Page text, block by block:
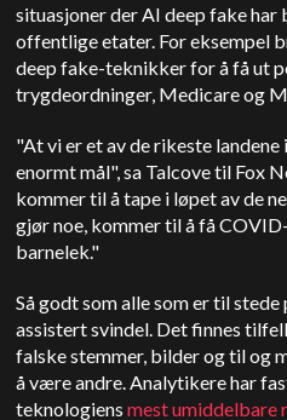
situasjoner der AI deep fake
offentlige etater. For eksempel
deep fake-teknikker for å få ut
trygdeordninger, Medicare og
"At vi er et av de rikeste
enormt mål", sa Talcove til Fox
kommer til å tape i løpet av de
gjør noe, kommer til å få
barnelek."
Så godt som alle som er til
assistert svindel. Det finnes
falske stemmer, bilder og til og
å være andre. Analytikere har
teknologiensmest umiddelbare